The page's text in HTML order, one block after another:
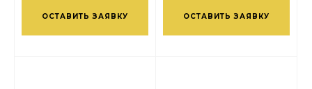
ОСТАВИТЬ ЗАЯВКУ ОСТАВИТЬ ЗАЯВКУ